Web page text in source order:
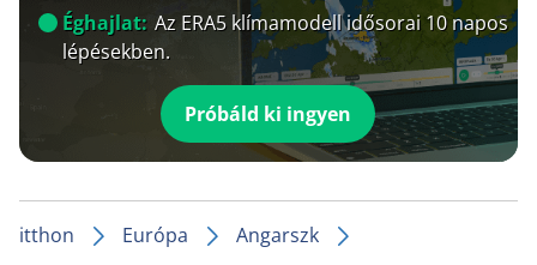
Éghajlat: Az ERA5 klímamodell idősorai 10 napos
lépésekben.
Próbáld ki ingyen
itthon Európa Angarszk